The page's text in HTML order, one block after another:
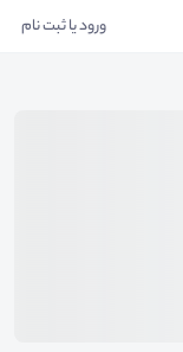
ورود یا ثبت نام